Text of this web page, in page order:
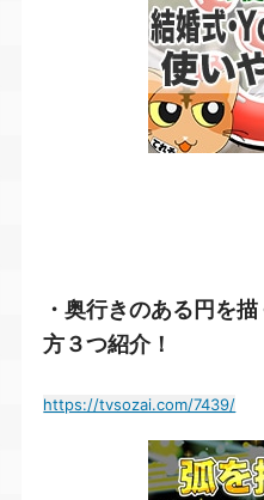
・奥行きのある円を
方３つ紹介！
https://tvsozai.com/7439/